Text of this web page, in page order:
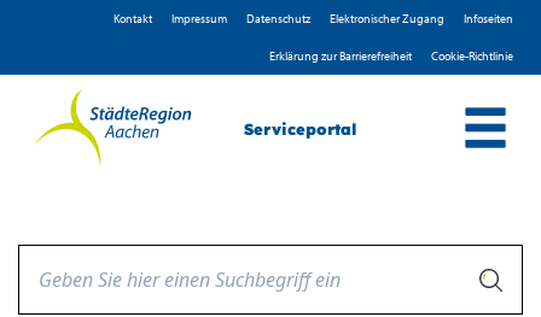
Zum Hauptinhalt springen
Zum Hauptinhalt
Kontakt Impressum D­atenschutz Elektronischer Zugang Infoseiten
Erklärung zur Barrierefreiheit Cookie-Richtlinie
Serviceportal